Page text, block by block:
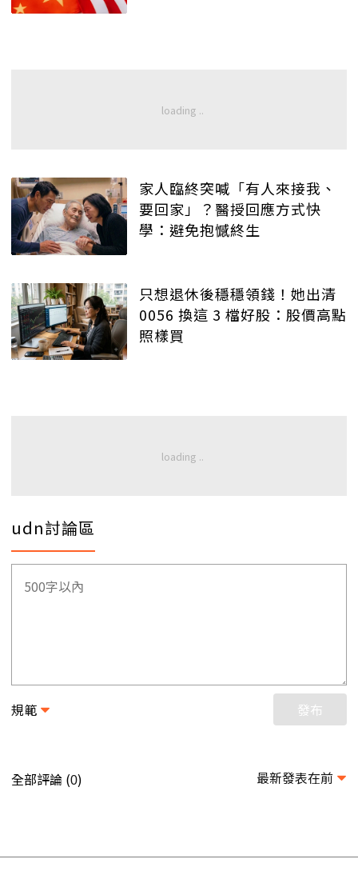
家人臨終突喊「有人來接我、
要回家」？醫授回應方式快
學：避免抱憾終生
只想退休後穩穩領錢！她出清
0056 換這 3 檔好股：股價高點
照樣買
udn討論區
規範 發布
全部評論 (0) 最新發表在前